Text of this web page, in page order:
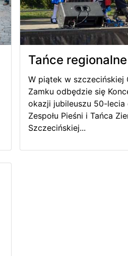
Tańce
W piątek w szczecińskiej
Zamku odbędzie się
okazji jubileuszu 50-lecia
Zespołu Pieśni i Tańca
Szczecińskiej...